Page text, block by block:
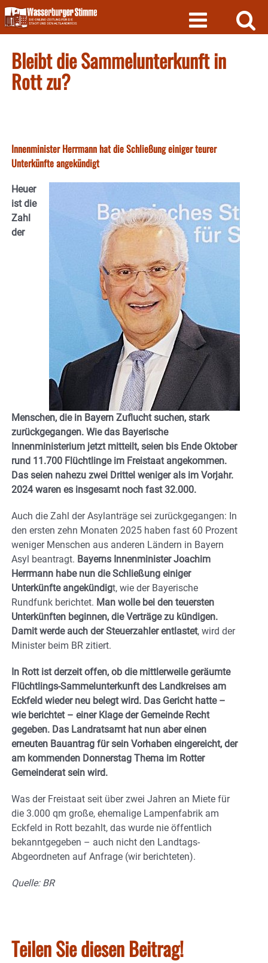
Skip
to
content
Bleibt die Sammelunterkunft in
Rott zu?
Innenminister Herrmann hat die Schließung einiger teurer
Unterkünfte angekündigt
Heuer
ist die
Zahl
der
Menschen, die in Bayern Zuflucht suchen, stark
zurückgegangen. Wie das Bayerische
Innenministerium jetzt mitteilt, seien bis Ende Oktober
rund 11.700 Flüchtlinge im Freistaat angekommen.
Das seien nahezu zwei Drittel weniger als im Vorjahr.
2024 waren es insgesamt noch fast 32.000.
Auch die Zahl der Asylanträge sei zurückgegangen: In
den ersten zehn Monaten 2025 haben fast 60 Prozent
weniger Menschen aus anderen Ländern in Bayern
Asyl beantragt. Bayerns Innenminister Joachim
Herrmann habe nun die Schließung einiger
Unterkünfte angekündigt, wie der Bayerische
Rundfunk berichtet. Man wolle bei den teuersten
Unterkünften beginnen, die Verträge zu kündigen.
Damit werde auch der Steuerzahler entlastet, wird der
Minister beim BR zitiert.
In Rott ist derzeit offen, ob die mittlerweile geräumte
Flüchtlings-Sammelunterkunft des Landkreises am
Eckfeld wieder neu belegt wird. Das Gericht hatte –
wie berichtet – einer Klage der Gemeinde Recht
gegeben. Das Landratsamt hat nun aber einen
erneuten Bauantrag für sein Vorhaben eingereicht, der
am kommenden Donnerstag Thema im Rotter
Gemeinderat sein wird.
Was der Freistaat seit über zwei Jahren an Miete für
die 3.000 qm große, ehemalige Lampenfabrik am
Eckfeld in Rott bezahlt, das wurde nie öffentlich
bekanntgegeben – auch nicht den Landtags-
Abgeordneten auf Anfrage (wir berichteten).
Quelle: BR
Teilen Sie diesen Beitrag!